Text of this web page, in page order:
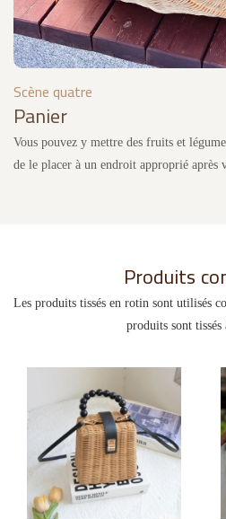
Scène quatre
Panier
Vous pouvez y mettre des fruits et
de le placer à un endroit approprié après
Produits
Les produits tissés en rotin sont utilisés
produits sont tissés